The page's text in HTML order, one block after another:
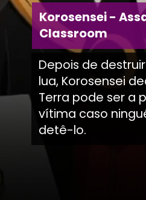
Depois de
lua, Korosensei
Terra pode ser a
vítima caso
detê-lo.
Korosensei -
Classroom